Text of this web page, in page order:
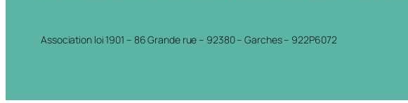
Association loi 1901 – 86 Grande rue – 92380 – Garches – 922P6072